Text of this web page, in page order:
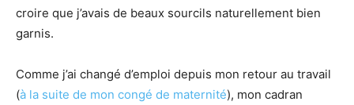
croire que j’avais de beaux sourcils naturellement bien
garnis.
Comme j’ai changé d’emploi depuis mon retour au travail
(à la suite de mon congé de maternité), mon cadran